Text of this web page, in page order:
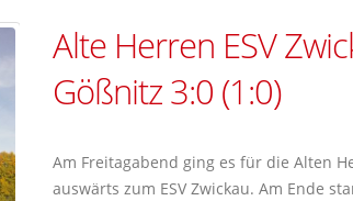
Alte Herren ESV
Gößnitz 3:0 (1:0)
Am Freitagabend ging es für die Alten
auswärts zum ESV Zwickau. Am Ende